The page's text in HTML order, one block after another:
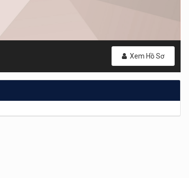
Xem Hồ Sơ